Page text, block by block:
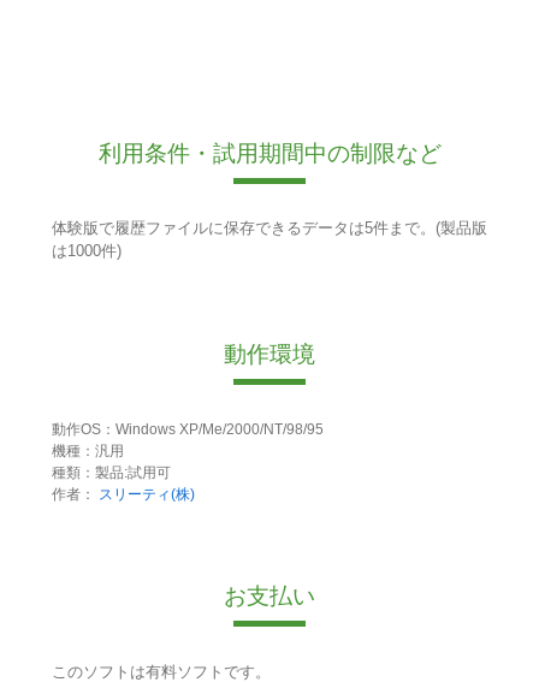
利用条件・試用期間中の制限など
体験版で履歴ファイルに保存できるデータは5件まで。(製品版
は1000件)
動作環境
動作OS：Windows XP/Me/2000/NT/98/95
機種：汎用
種類：製品:試用可
作者：
スリーティ(株)
お支払い
このソフトは有料ソフトです。